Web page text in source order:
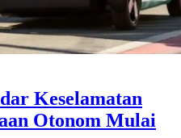
Keselamatan
Otonom Mulai